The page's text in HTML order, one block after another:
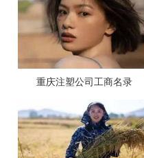
重庆注塑公司工商名录